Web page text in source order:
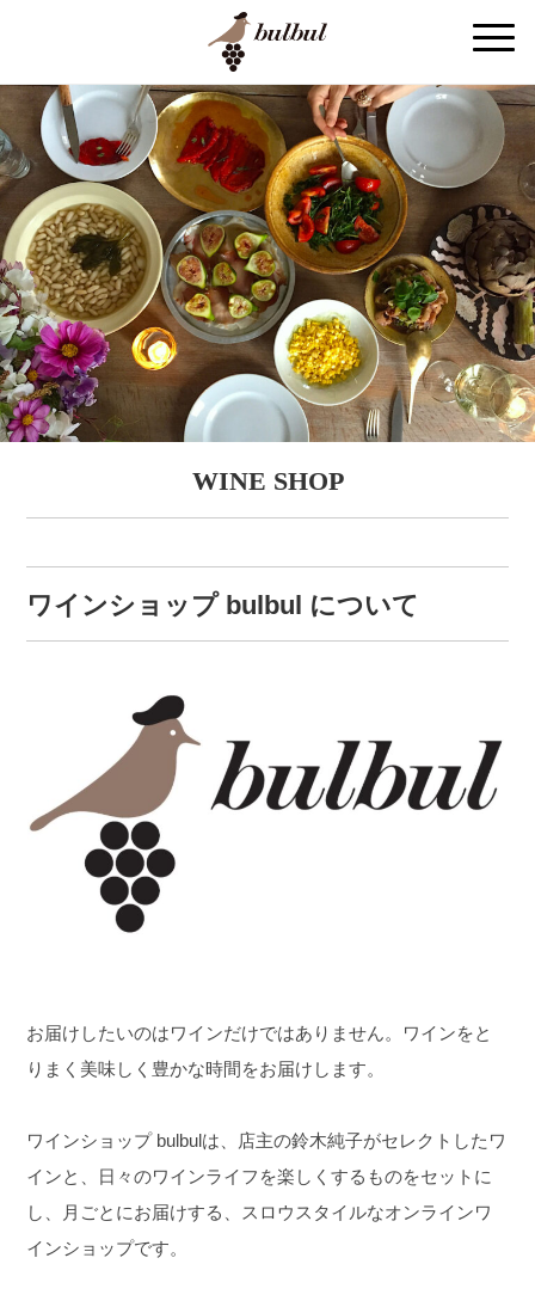
WINE SHOP
ワインショップ bulbul について
お届けしたいのはワインだけではありません。ワインをと
りまく美味しく豊かな時間をお届けします。
ワインショップ bulbulは、店主の鈴木純子がセレクトしたワ
インと、日々のワインライフを楽しくするものをセットに
し、月ごとにお届けする、スロウスタイルなオンラインワ
インショップです。